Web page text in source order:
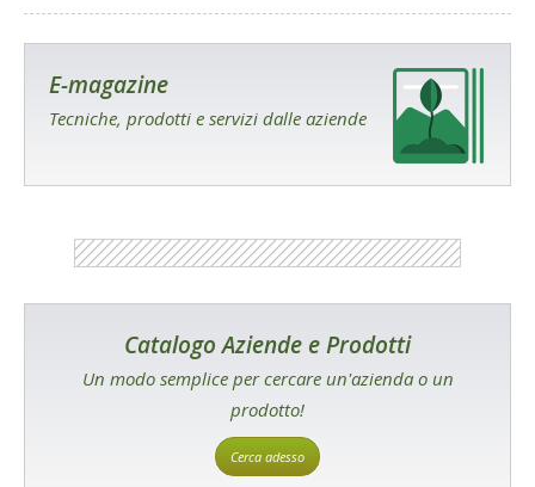
E-magazine
Tecniche, prodotti e servizi dalle aziende
Catalogo Aziende e Prodotti
Un modo semplice per cercare un'azienda o un
prodotto!
Cerca adesso